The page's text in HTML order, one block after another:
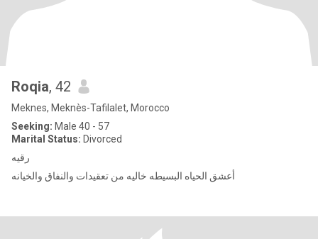
Roqia, 42
Meknes, Meknès-Tafilalet, Morocco
Seeking: Male 40 - 57
Marital Status: Divorced
رقيه
أعشق الحياه البسيطه خاليه من تعقيدات والنفاق والخيانه